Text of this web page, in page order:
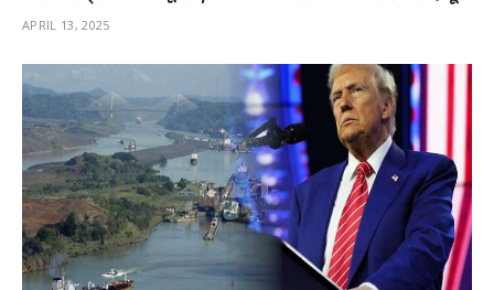
APRIL 13, 2025